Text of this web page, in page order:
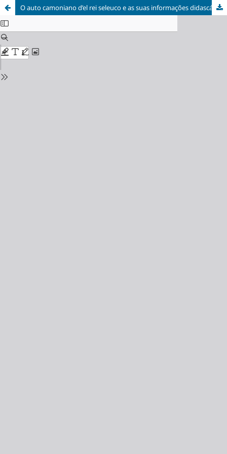
O auto camoniano d’el rei seleuco e as suas informações didascálicas